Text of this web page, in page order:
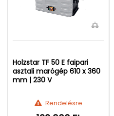
Holzstar TF 50 E faipari
asztali marógép 610 x 360
mm | 230 V
Rendelésre